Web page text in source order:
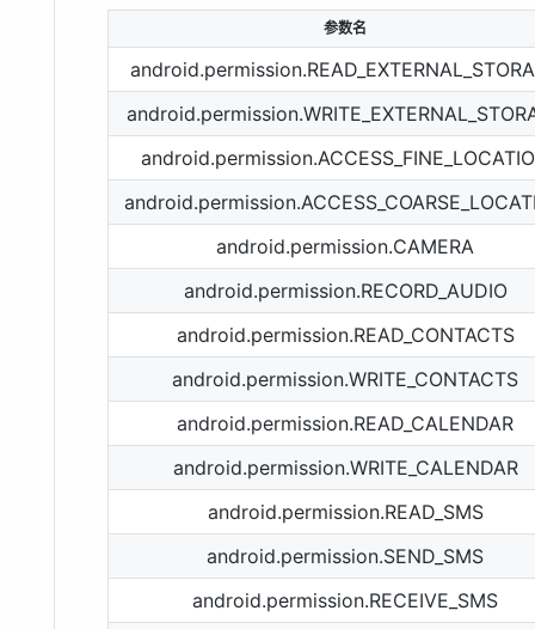
参数名
android.permission.CAMERA
android.permission.RECORD_AUDIO
android.permission.READ_CONTACTS
android.permission.WRITE_CONTACTS
android.permission.READ_CALENDAR
android.permission.WRITE_CALENDAR
android.permission.READ_SMS
android.permission.SEND_SMS
android.permission.RECEIVE_SMS